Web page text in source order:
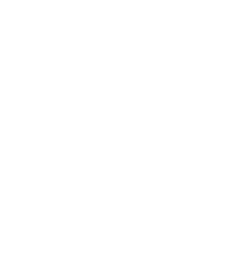
University Blue